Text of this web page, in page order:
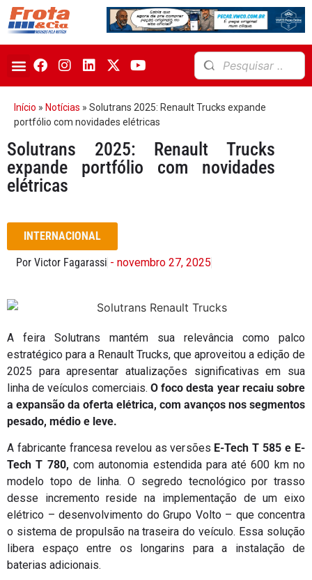
Início » Notícias » Solutrans 2025: Renault Trucks expande
portfólio com novidades elétricas
Solutrans 2025: Renault Trucks
expande portfólio com novidades
elétricas
INTERNACIONAL
Por Victor Fagarassi - novembro 27, 2025
A feira Solutrans mantém sua relevância como palco
estratégico para a Renault Trucks, que aproveitou a edição de
2025 para apresentar atualizações significativas em sua
linha de veículos comerciais. O foco desta year recaiu sobre
a expansão da oferta elétrica, com avanços nos segmentos
pesado, médio e leve.
A fabricante francesa revelou as versões E-Tech T 585 e E-
Tech T 780, com autonomia estendida para até 600 km no
modelo topo de linha. O segredo tecnológico por trasso
desse incremento reside na implementação de um eixo
elétrico – desenvolvimento do Grupo Volto – que concentra
o sistema de propulsão na traseira do veículo. Essa solução
libera espaço entre os longarins para a instalação de
baterias adicionais.